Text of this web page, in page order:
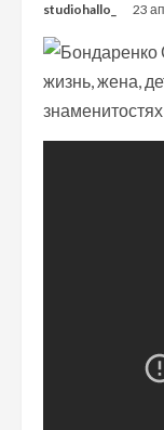
studiohallo_ 23